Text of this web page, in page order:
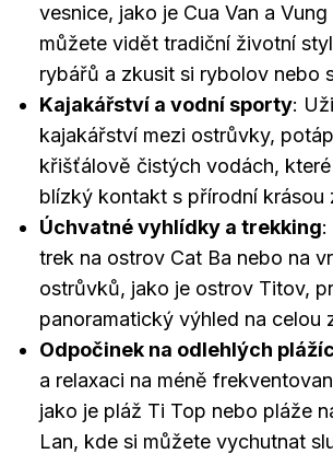
vesnice, jako je Cua Van a
můžete vidět tradiční životní
rybářů a zkusit si rybolov nebo
Kajakářství a vodní sporty:
kajakářství mezi ostrůvky,
křišťálově čistých vodách,
blízký kontakt s přírodní krásou
Úchvatné vyhlídky a trekking:
trek na ostrov Cat Ba nebo na
ostrůvků, jako je ostrov Titov,
panoramatický výhled na celou
Odpočinek na odlehlých
a relaxaci na méně
jako je pláž Ti Top nebo pláže
Lan, kde si můžete vychutnat